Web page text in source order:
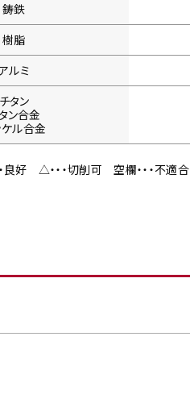
鋳鉄
樹脂
ルミ
チタン
ン合金
ケル合金
良好 △・・・切削可 空欄・・・不適合